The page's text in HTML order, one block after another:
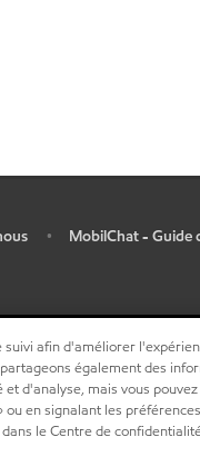
• MobilChat - Guide
afin d'améliorer
également des
d'analyse, mais vous
en signalant les
le Centre de